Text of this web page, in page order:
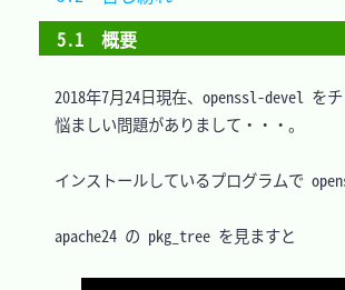
5.1　概要
2018年7月24日現在、openssl-devel をチ
悩ましい問題がありまして・・・。
インストールしているプログラムで
apache24 の pkg_tree を見ますと